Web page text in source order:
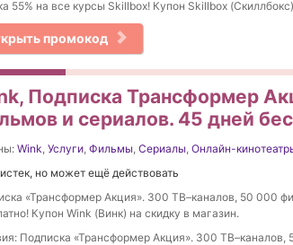
55% на все курсы Skillbox! Купон Skillbox
промокод
Подписка Трансформер
и сериалов. 45 дней
Wink, Услуги, Фильмы, Сериалы, Онлайн-
но может ещё действовать
«Трансформер Акция». 300 ТВ–каналов, 50 000
Купон Wink (Винк) на скидку в магазин.
Подписка «Трансформер Акция». 300